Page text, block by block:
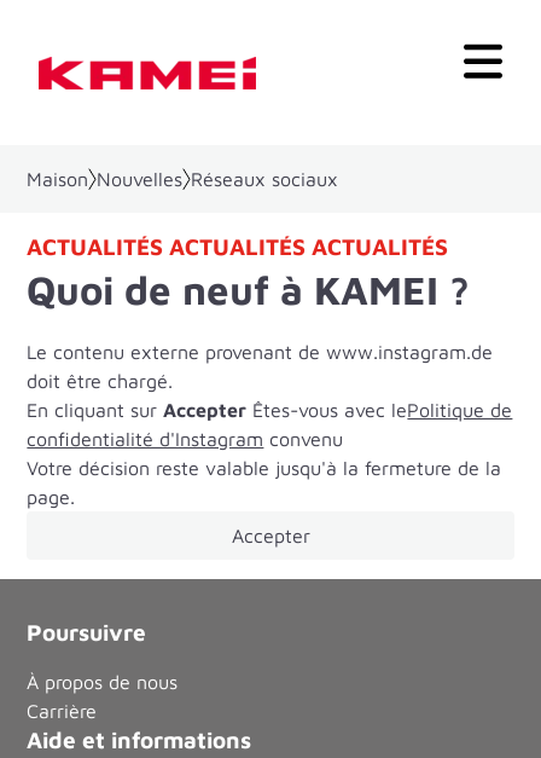
Maison Nouvelles Réseaux sociaux
ACTUALITÉS ACTUALITÉS ACTUALITÉS
Quoi de neuf à KAMEI ?
Le contenu externe provenant de www.instagram.de
doit être chargé.
En cliquant surAccepter Êtes-vous avec lePolitique de
confidentialité d'Instagram convenu
Votre décision reste valable jusqu'à la fermeture de la
page.
Accepter
Poursuivre
À propos de nous
Carrière
Aide et informations